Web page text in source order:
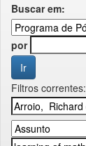
Buscar em:
por
Filtros correntes: